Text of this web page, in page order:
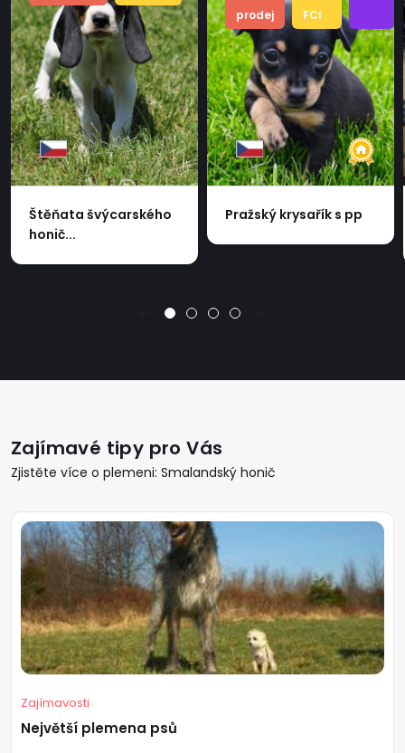
Štěňata švýcarského
honič...
prodej
FCI
Pražský krysařík s pp
Zajímavé tipy pro Vás
Zjistěte více o plemeni: Smalandský honič
Zajímavosti
Největší plemena psů